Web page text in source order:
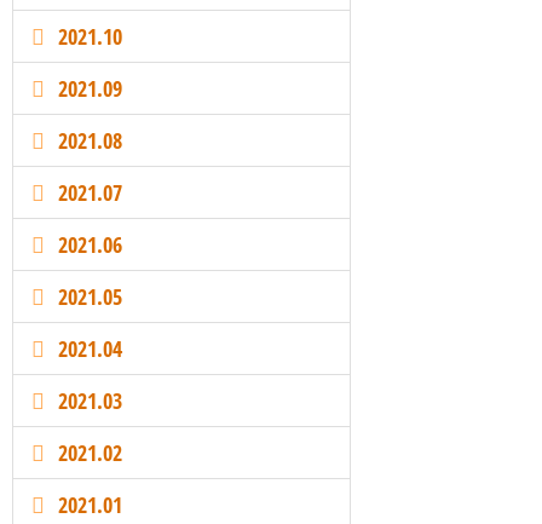
2021.10
2021.09
2021.08
2021.07
2021.06
2021.05
2021.04
2021.03
2021.02
2021.01